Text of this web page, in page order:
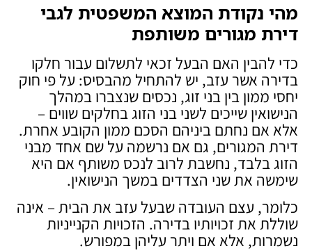
מהי נקודת המוצא המשפטית לגבי
דירת מגורים משותפת
כדי להבין האם הבעל זכאי לתשלום עבור חלקו
בדירה אשר עזב, יש להתחיל מהבסיס: על פי חוק
יחסי ממון בין בני זוג, נכסים שנצברו במהלך
הנישואין שייכים לשני בני הזוג בחלקים שווים –
אלא אם נחתם ביניהם הסכם ממון הקובע אחרת.
דירת המגורים, גם אם נרשמה על שם אחד מבני
הזוג בלבד, נחשבת לרוב לנכס משותף אם היא
שימשה את שני הצדדים במשך הנישואין.
כלומר, עצם העובדה שבעל עזב את הבית – אינה
שוללת את זכויותיו בדירה. הזכויות הקנייניות
נשמרות, אלא אם ויתר עליהן במפורש.